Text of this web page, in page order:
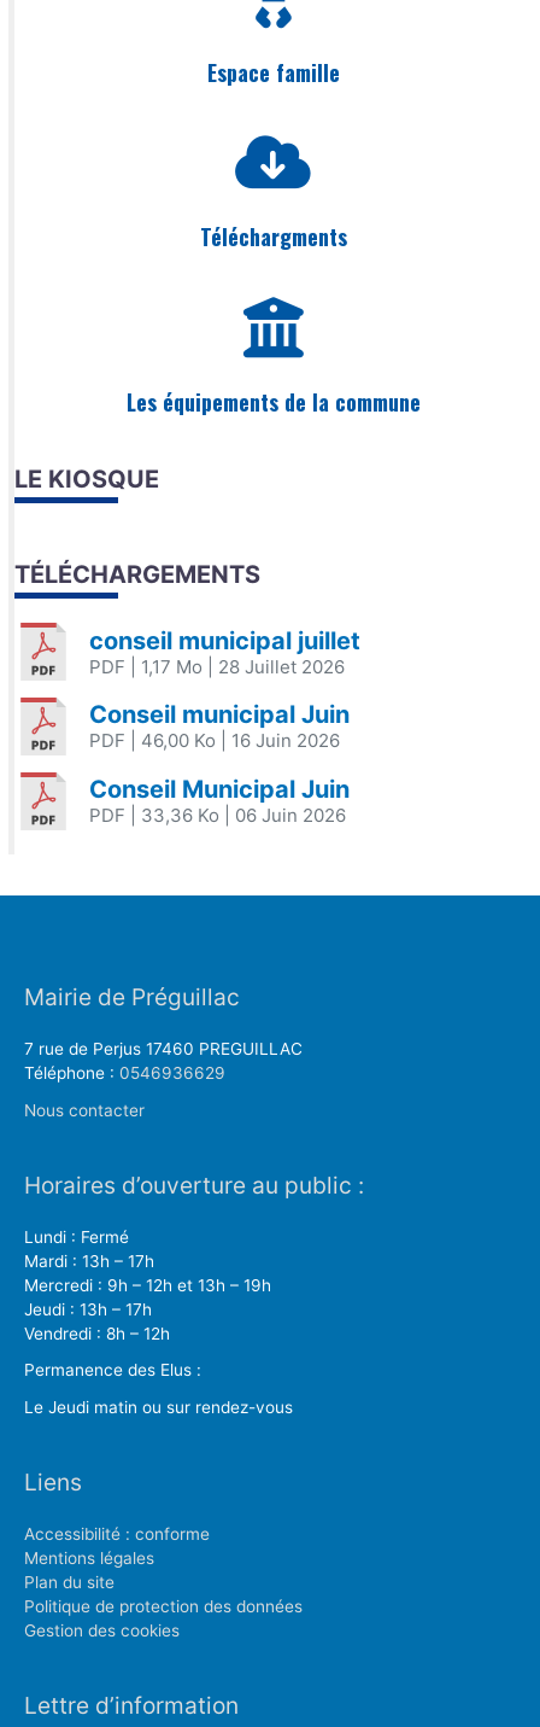
Espace famille
Téléchargments
Les équipements de la commune
LE KIOSQUE
TÉLÉCHARGEMENTS
conseil municipal juillet
PDF | 1,17 Mo | 28 Juillet 2026
Conseil municipal Juin
PDF | 46,00 Ko | 16 Juin 2026
Conseil Municipal Juin
PDF | 33,36 Ko | 06 Juin 2026
Mairie de Préguillac
7 rue de Perjus 17460 PREGUILLAC
Téléphone : 0546936629
Nous contacter
Horaires d’ouverture au public :
Lundi : Fermé
Mardi : 13h – 17h
Mercredi : 9h – 12h et 13h – 19h
Jeudi : 13h – 17h
Vendredi : 8h – 12h
Permanence des Elus :
Le Jeudi matin ou sur rendez-vous
Liens
Accessibilité : conforme
Mentions légales
Plan du site
Politique de protection des données
Gestion des cookies
Lettre d’information